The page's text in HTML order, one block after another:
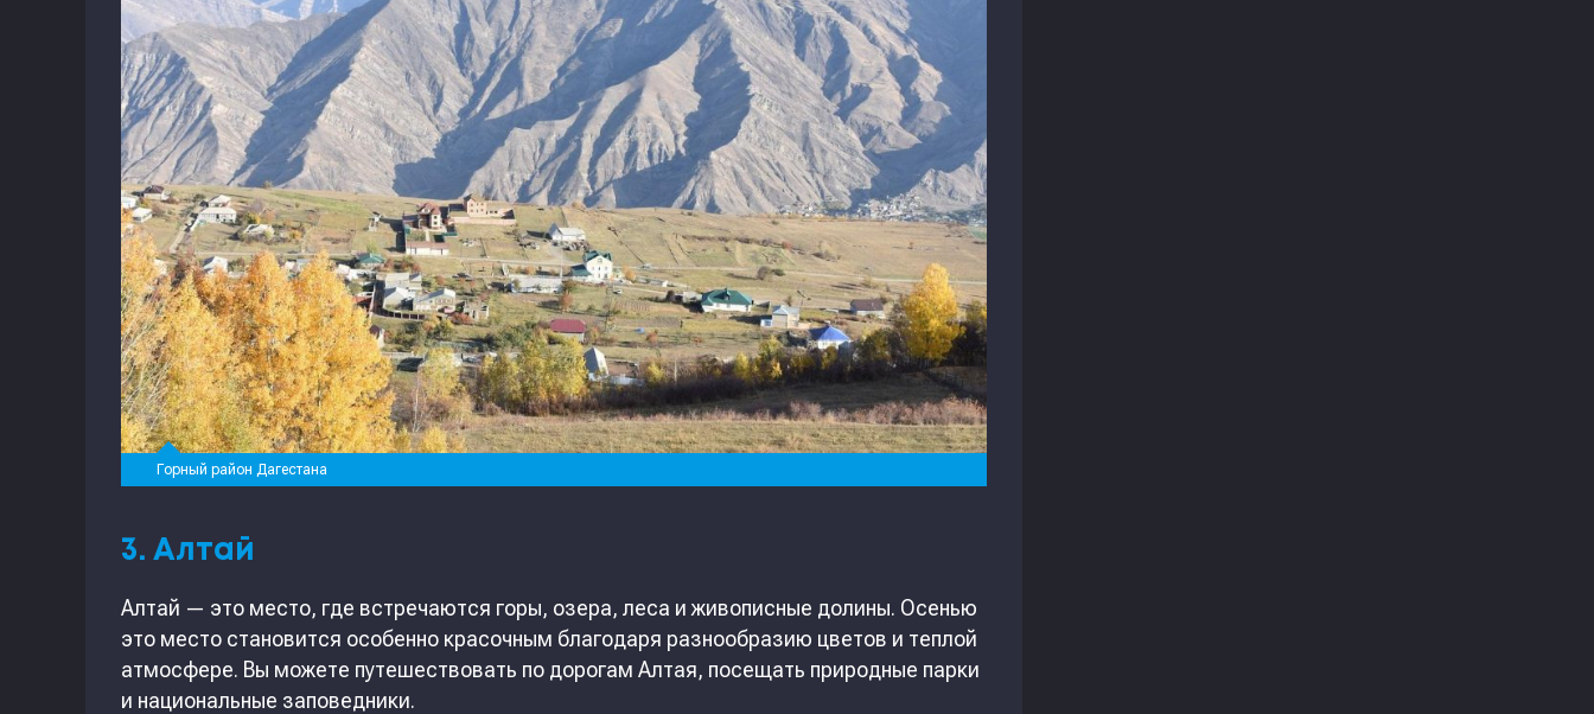
Горный район Дагестана
3. Алтай
Алтай — это место, где встречаются горы, озера, леса и живописные долины. Осенью
это место становится особенно красочным благодаря разнообразию цветов и теплой
атмосфере. Вы можете путешествовать по дорогам Алтая, посещать природные парки
и национальные заповедники.